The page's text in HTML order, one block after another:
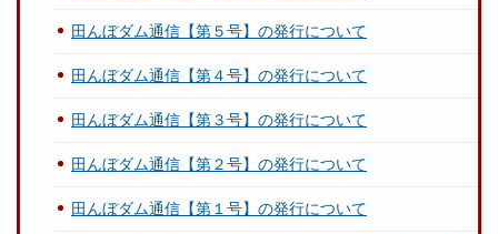
田んぼダム通信【第５号】の発行について
田んぼダム通信【第４号】の発行について
田んぼダム通信【第３号】の発行について
田んぼダム通信【第２号】の発行について
田んぼダム通信【第１号】の発行について